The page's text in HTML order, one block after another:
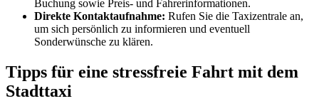
Buchung sowie Preis- und Fahrerinformationen.
Direkte Kontaktaufnahme: Rufen Sie die Taxizentrale an,
um sich persönlich zu informieren und eventuell
Sonderwünsche zu klären.
Tipps für eine stressfreie Fahrt mit dem
Stadttaxi